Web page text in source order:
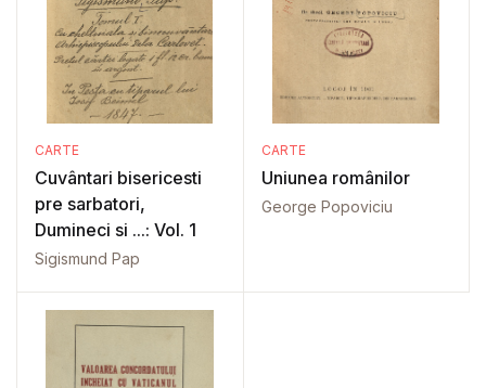
CARTE
Cuvântari bisericesti
pre sarbatori,
Dumineci si ...: Vol. 1
Sigismund Pap
CARTE
Uniunea românilor
George Popoviciu